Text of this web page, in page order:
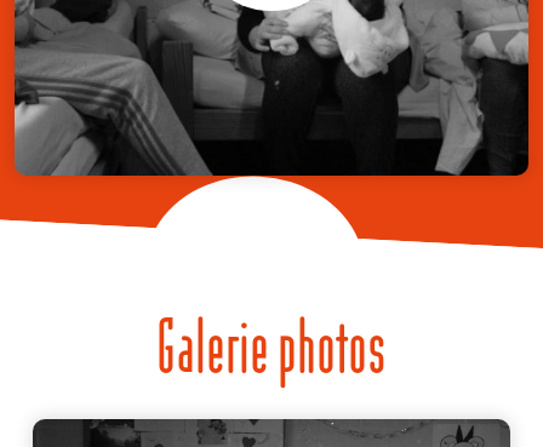
Galerie photos